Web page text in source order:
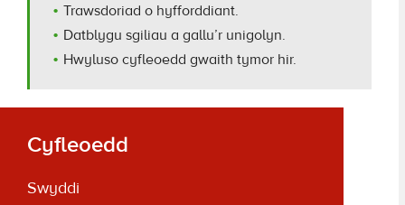
Trawsdoriad o hyfforddiant.
Datblygu sgiliau a gallu’r unigolyn.
Hwyluso cyfleoedd gwaith tymor hir.
Cyfleoedd
Swyddi